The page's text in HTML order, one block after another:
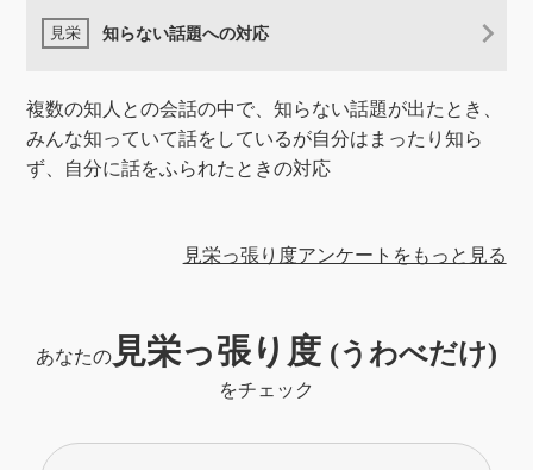
知らない話題への対応
複数の知人との会話の中で、知らない話題が出たとき、
みんな知っていて話をしているが自分はまったり知ら
ず、自分に話をふられたときの対応
見栄っ張り度アンケートをもっと見る
あなたの 見栄っ張り度 (うわべだけ)
をチェック